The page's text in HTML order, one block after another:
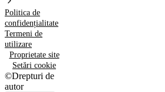
Politica de
confidențialitate
Termeni de
utilizare
Proprietate site
Setări cookie
©Drepturi de
autor